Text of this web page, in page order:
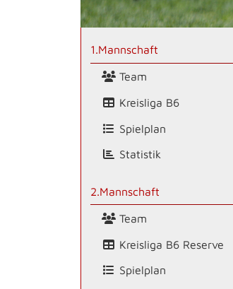
1.Mannschaft
Team
Kreisliga B6
Spielplan
Statistik
2.Mannschaft
Team
Kreisliga B6 Reserve
Spielplan